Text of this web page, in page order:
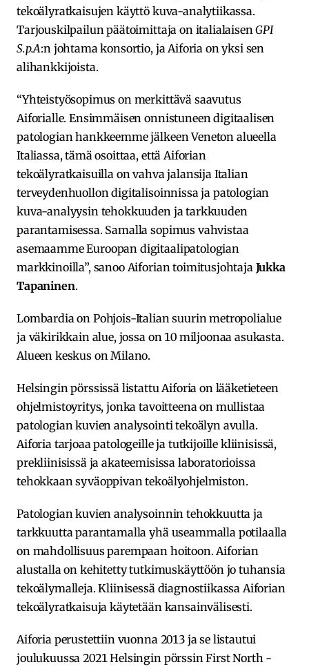
tekoälyratkaisujen käyttö kuva-analytiikassa.
Tarjouskilpailun päätoimittaja on italialaisenGPI
S.p.A:n johtama konsortio, ja Aiforia on yksi sen
alihankkijoista.
“Yhteistyösopimus on merkittävä saavutus
Aiforialle. Ensimmäisen onnistuneen digitaalisen
patologian hankkeemme jälkeen Veneton alueella
Italiassa, tämä osoittaa, että Aiforian
tekoälyratkaisuilla on vahva jalansija Italian
terveydenhuollon digitalisoinnissa ja patologian
kuva-analyysin tehokkuuden ja tarkkuuden
parantamisessa. Samalla sopimus vahvistaa
asemaamme Euroopan digitaalipatologian
markkinoilla”, sanoo Aiforian toimitusjohtaja Jukka
Tapaninen.
Lombardia on Pohjois-Italian suurin metropolialue
ja väkirikkain alue, jossa on 10 miljoonaa asukasta.
Alueen keskus on Milano.
Helsingin pörssissä listattu Aiforia on lääketieteen
ohjelmistoyritys, jonka tavoitteena on mullistaa
patologian kuvien analysointi tekoälyn avulla.
Aiforia tarjoaa patologeille ja tutkijoille kliinisissä,
prekliinisissä ja akateemisissa laboratorioissa
tehokkaan syväoppivan tekoälyohjelmiston.
Patologian kuvien analysoinnin tehokkuutta ja
tarkkuutta parantamalla yhä useammalla potilaalla
on mahdollisuus parempaan hoitoon. Aiforian
alustalla on kehitetty tutkimuskäyttöön jo tuhansia
tekoälymalleja. Kliinisessä diagnostiikassa Aiforian
tekoälyratkaisuja käytetään kansainvälisesti.
Aiforia perustettiin vuonna 2013 ja se listautui
joulukuussa 2021 Helsingin pörssin First North -